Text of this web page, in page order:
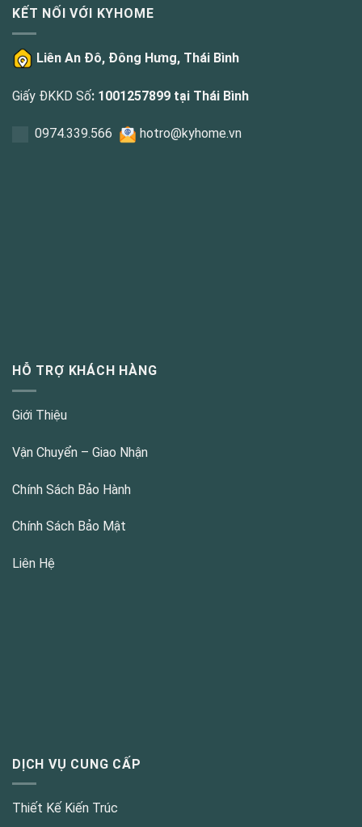
KẾT NỐI VỚI KYHOME
Liên An Đô, Đông Hưng, Thái Bình
Giấy ĐKKD Số: 1001257899 tại Thái Bình
0974.339.566 hotro@kyhome.vn
HỖ TRỢ KHÁCH HÀNG
Giới Thiệu
Vận Chuyển – Giao Nhận
Chính Sách Bảo Hành
Chính Sách Bảo Mật
Liên Hệ
DỊCH VỤ CUNG CẤP
Thiết Kế Kiến Trúc